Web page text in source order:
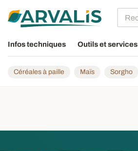
Infos techniques Outils et services
Céréales à paille Maïs Sorgho